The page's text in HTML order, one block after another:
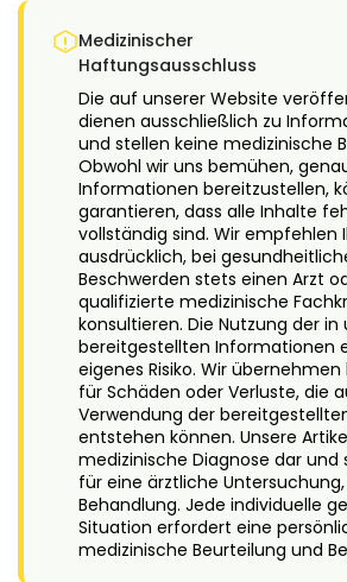
Medizinischer
Haftungsausschluss
Die auf unserer Website
dienen ausschließlich zu
und stellen keine medizinische
Obwohl wir uns bemühen,
Informationen bereitzustellen,
garantieren, dass alle Inhalte
vollständig sind. Wir empfehlen
ausdrücklich, bei
Beschwerden stets einen Arzt
qualifizierte medizinische
konsultieren. Die Nutzung der in
bereitgestellten Informationen
eigenes Risiko. Wir
für Schäden oder Verluste, die
Verwendung der
entstehen können. Unsere
medizinische Diagnose dar und
für eine ärztliche
Behandlung. Jede individuelle
Situation erfordert eine
medizinische Beurteilung und